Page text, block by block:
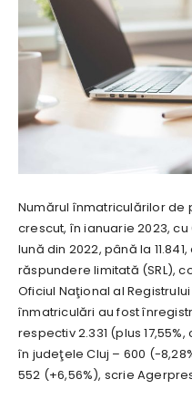
Numărul înmatriculărilor de
crescut, în ianuarie 2023,
lună din 2022, până la
răspundere limitată (SRL),
Oficiul Naţional al
înmatriculări au fost
respectiv 2.331 (plus
în judeţele Cluj – 600 (-
552 (+6,56%), scrie